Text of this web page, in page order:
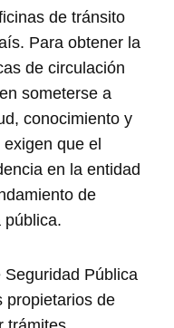
de tránsito
Para obtener la
de circulación
someterse a
conocimiento y
que el
en la entidad
de
pública.
Pública
propietarios de